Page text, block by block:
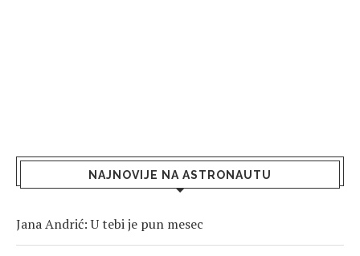
NAJNOVIJE NA ASTRONAUTU
Jana Andrić: U tebi je pun mesec